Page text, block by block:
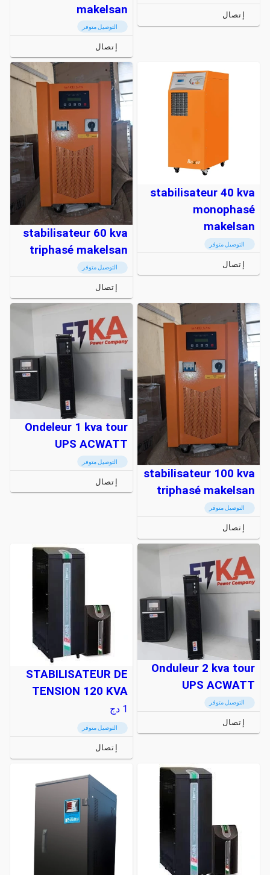
إتصال
makelsan
التوصيل متوفر
إتصال
stabilisateur 40 kva
monophasé
makelsan
التوصيل متوفر
إتصال
stabilisateur 60 kva
triphasé makelsan
التوصيل متوفر
إتصال
stabilisateur 100 kva
triphasé makelsan
التوصيل متوفر
إتصال
Ondeleur 1 kva tour
UPS ACWATT
التوصيل متوفر
إتصال
Onduleur 2 kva tour
UPS ACWATT
التوصيل متوفر
إتصال
STABILISATEUR DE
TENSION 120 KVA
1 دج
التوصيل متوفر
إتصال